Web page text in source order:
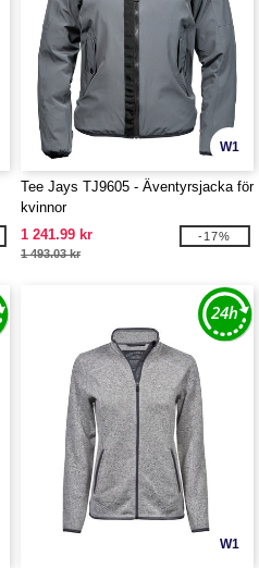
W1
Tee Jays TJ9605 - Äventyrsjacka för
kvinnor
1 241.99 kr
1 493.03 kr
-17%
W1